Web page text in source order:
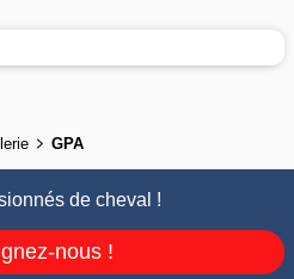
GPA
de cheval !
nous !